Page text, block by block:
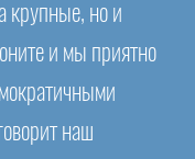
крупные, но и
и мы приятно
наш